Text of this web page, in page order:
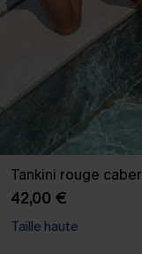
Tankini rouge
42,00 €
Taille haute